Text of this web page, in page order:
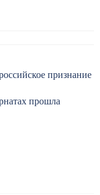
признание
прошла